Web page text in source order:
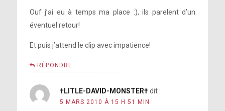
Ouf j’ai eu à temps ma place :), ils parelent d’un
éventuel retour!
Et puis j’attend le clip avec impatience!
RÉPONDRE
†LITLE-DAVID-MONSTER† dit :
5 MARS 2010 À 15 H 51 MIN